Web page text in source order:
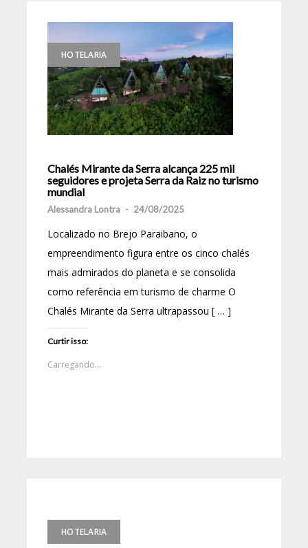
HOTELARIA
Chalés Mirante da Serra alcança 225 mil
seguidores e projeta Serra da Raiz no turismo
mundial
Alessandra Lontra - 24/08/2025
Localizado no Brejo Paraibano, o
empreendimento figura entre os cinco chalés
mais admirados do planeta e se consolida
como referência em turismo de charme O
Chalés Mirante da Serra ultrapassou [ … ]
Curtir isso:
Carregando...
HOTELARIA